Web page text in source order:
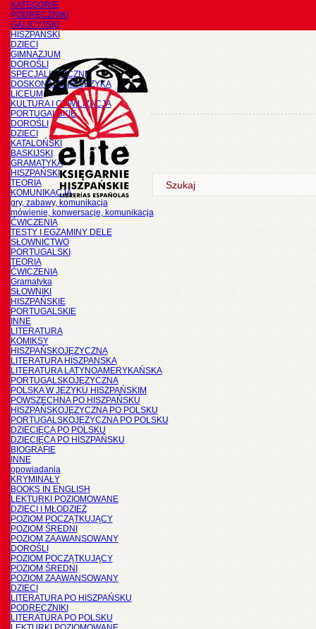
KATEGORIE
PODRĘCZNIKI
GALICYJSKI
HISZPAŃSKI
DZIECI
GIMNAZJUM
DOROŚLI
SPECJALISTYCZNE
DOSKONALENIE JĘZYKA
LICEUM
KULTURA I CYWILIZACJA
PORTUGALSKIE
DOROŚLI
DZIECI
KATALOŃSKI
BASKIJSKI
GRAMATYKA
HISZPAŃSKI
TEORIA
KOMUNIKACJA
gry, zabawy, komunikacja
mówienie, konwersacje, komunikacja
ĆWICZENIA
TESTY I EGZAMINY DELE
SŁOWNICTWO
PORTUGALSKI
TEORIA
ĆWICZENIA
Gramatyka
SŁOWNIKI
HISZPAŃSKIE
PORTUGALSKIE
INNE
LITERATURA
KOMIKSY
HISZPAŃSKOJĘZYCZNA
LITERATURA HISZPANSKA
LITERATURA LATYNOAMERYKAŃSKA
PORTUGALSKOJĘZYCZNA
POLSKA W JĘZYKU HISZPAŃSKIM
POWSZECHNA PO HISZPAŃSKU
HISZPAŃSKOJĘZYCZNA PO POLSKU
PORTUGALSKOJĘZYCZNA PO POLSKU
DZIECIĘCA PO POLSKU
DZIECIĘCA PO HISZPAŃSKU
BIOGRAFIE
INNE
opowiadania
KRYMINAŁY
BOOKS IN ENGLISH
LEKTURKI POZIOMOWANE
DZIECI I MŁODZIEŻ
POZIOM POCZĄTKUJĄCY
POZIOM ŚREDNI
POZIOM ZAAWANSOWANY
DOROŚLI
POZIOM POCZĄTKUJĄCY
POZIOM ŚREDNI
POZIOM ZAAWANSOWANY
DZIECI
LITERATURA PO HISZPAŃSKU
PODRĘCZNIKI
LITERATURA PO POLSKU